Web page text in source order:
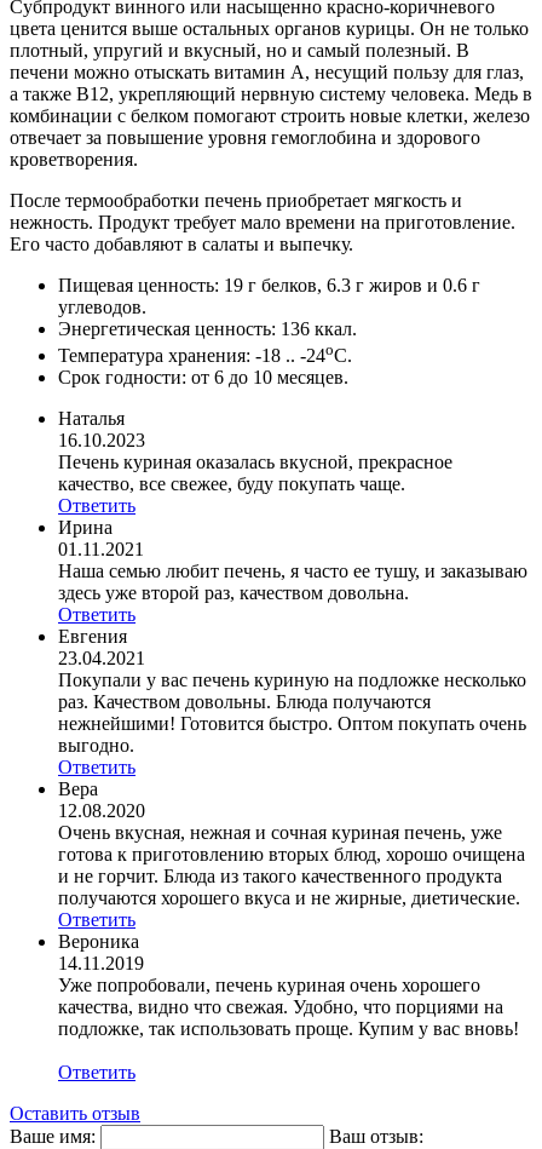
Субпродукт винного или насыщенно красно-коричневого
цвета ценится выше остальных органов курицы. Он не только
плотный, упругий и вкусный, но и самый полезный. В
печени можно отыскать витамин А, несущий пользу для глаз,
а также В12, укрепляющий нервную систему человека. Медь в
комбинации с белком помогают строить новые клетки, железо
отвечает за повышение уровня гемоглобина и здорового
кроветворения.
После термообработки печень приобретает мягкость и
нежность. Продукт требует мало времени на приготовление.
Его часто добавляют в салаты и выпечку.
Пищевая ценность: 19 г белков, 6.3 г жиров и 0.6 г
углеводов.
Энергетическая ценность: 136 ккал.
Температура хранения: -18 .. -24оС.
Срок годности: от 6 до 10 месяцев.
Наталья
16.10.2023
Печень куриная оказалась вкусной, прекрасное
качество, все свежее, буду покупать чаще.
Ответить
Ирина
01.11.2021
Наша семью любит печень, я часто ее тушу, и заказываю
здесь уже второй раз, качеством довольна.
Ответить
Евгения
23.04.2021
Покупали у вас печень куриную на подложке несколько
раз. Качеством довольны. Блюда получаются
нежнейшими! Готовится быстро. Оптом покупать очень
выгодно.
Ответить
Вера
12.08.2020
Очень вкусная, нежная и сочная куриная печень, уже
готова к приготовлению вторых блюд, хорошо очищена
и не горчит. Блюда из такого качественного продукта
получаются хорошего вкуса и не жирные, диетические.
Ответить
Вероника
14.11.2019
Уже попробовали, печень куриная очень хорошего
качества, видно что свежая. Удобно, что порциями на
подложке, так использовать проще. Купим у вас вновь!
Ответить
Оставить отзыв
Ваше имя:
Ваш отзыв: